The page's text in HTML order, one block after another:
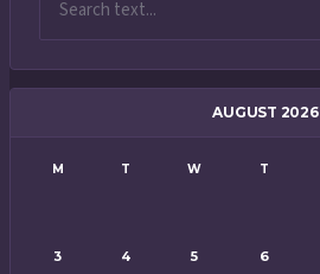
AUGUST 2026
M T W T
3 4 5 6